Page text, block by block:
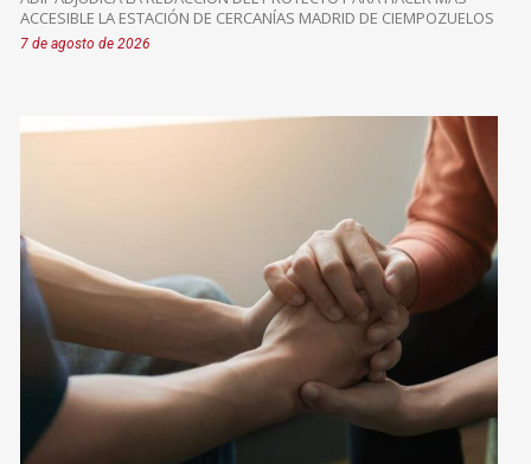
ACCESIBLE LA ESTACIÓN DE CERCANÍAS MADRID DE CIEMPOZUELOS
7 de agosto de 2026